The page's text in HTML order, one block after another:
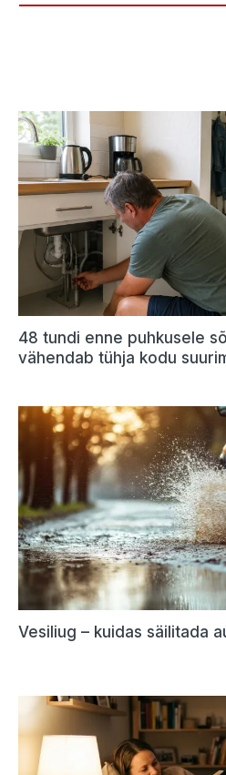
48 tundi enne puhkusele
vähendab tühja kodu
Vesiliug – kuidas säilitada